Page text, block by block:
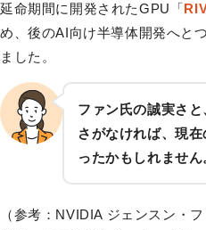
延命期間に開発されたGPU「
め、後のAI向け半導体開発へと
ました。
ファン氏の誠実さ
さがなければ、現
ったかもしれません
（参考：NVIDIA ジェンスン・